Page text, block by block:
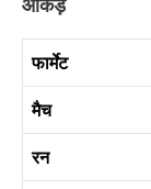
फार्मेट
मैच
रन